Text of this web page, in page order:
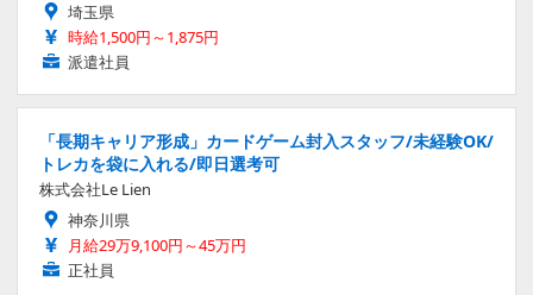
埼玉県
時給1,500円～1,875円
派遣社員
「長期キャリア形成」カードゲーム封入スタッフ/未経験OK/
トレカを袋に入れる/即日選考可
株式会社Le Lien
神奈川県
月給29万9,100円～45万円
正社員